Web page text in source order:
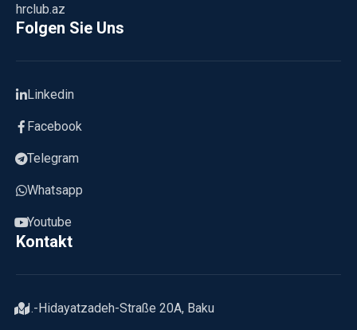
hrclub.az
Folgen Sie Uns
Linkedin
Facebook
Telegram
Whatsapp
Youtube
Kontakt
I.-Hidayatzadeh-Straße 20A, Baku